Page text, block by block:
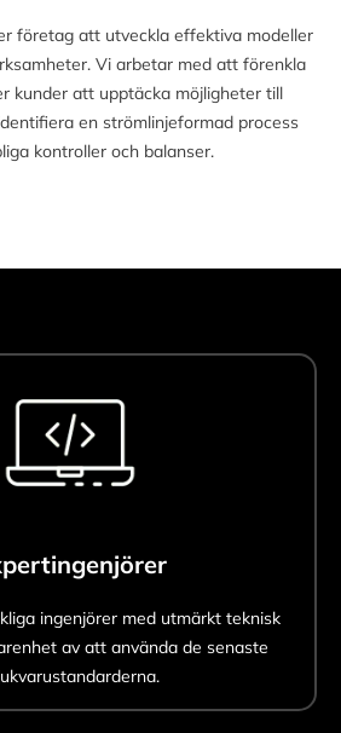
företag att utveckla effektiva modeller
Vi arbetar med att förenkla
kunder att upptäcka möjligheter till
en strömlinjeformad process
kontroller och balanser.
ingenjörer med utmärkt teknisk
av att använda de senaste